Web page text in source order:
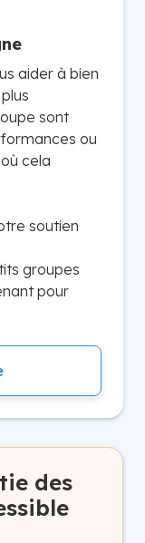
aider à bien
sont
ou
cela
soutien
groupes
pour
des